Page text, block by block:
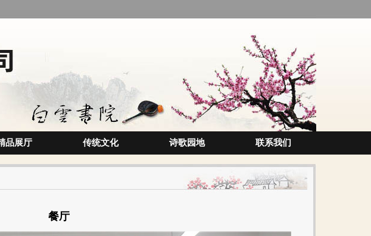
品展厅 传统文化 诗歌园地 联系我们
餐厅